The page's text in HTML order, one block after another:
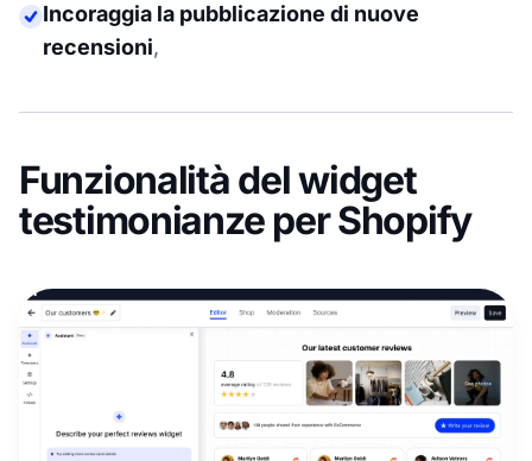
Incoraggia la pubblicazione di nuove
recensioni,
Funzionalità del widget
testimonianze per Shopify